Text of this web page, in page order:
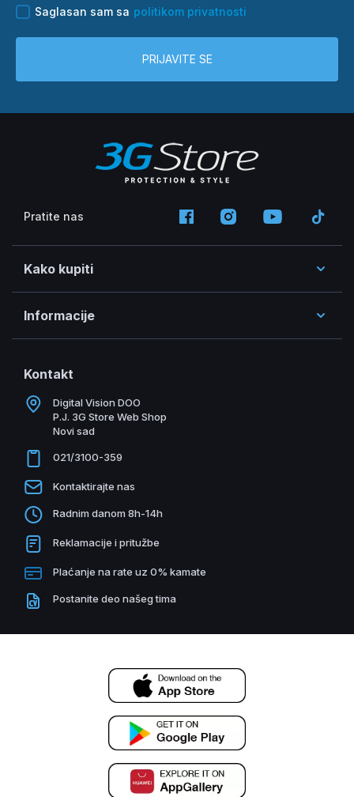
Saglasan sam sa politikom privatnosti
PRIJAVITE SE
Pratite nas
Kako kupiti
Informacije
Kontakt
Digital Vision DOO
P.J. 3G Store Web Shop
Novi sad
021/3100-359
Kontaktirajte nas
Radnim danom 8h-14h
Reklamacije i pritužbe
Plaćanje na rate uz 0% kamate
Postanite deo našeg tima